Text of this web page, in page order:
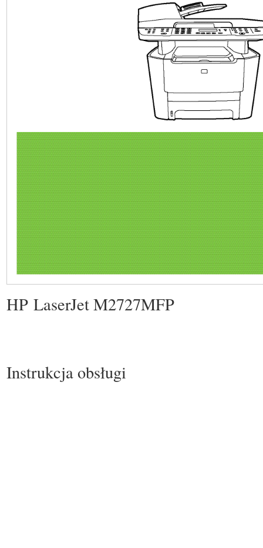
HP LaserJet M2727MFP
Instrukcja obsługi